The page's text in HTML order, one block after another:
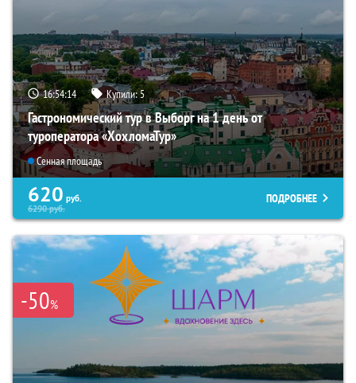
16:54:12 Купили:5
Гастрономический тур в Выборг на 1 день от
туроператора «ХохломаТур»
Сенная площадь
620 руб.
6290руб.
ПОДРОБНЕЕ
-50%